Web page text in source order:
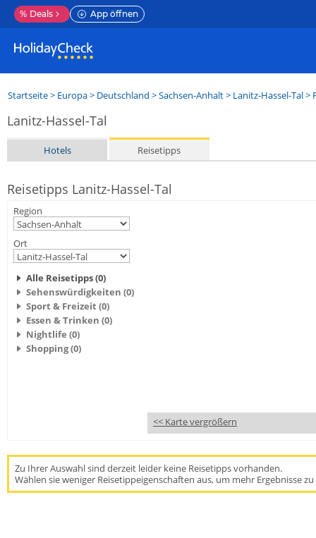
% Deals App öffnen
Startseite> Europa> Deutschland >Sachsen-Anhalt> Lanitz-Hassel-Tal>
Lanitz-Hassel-Tal
Hotels Reisetipps
Reisetipps Lanitz-Hassel-Tal
Region
Ort
Alle Reisetipps (0)
Sehenswürdigkeiten (0)
Sport & Freizeit (0)
Essen & Trinken (0)
Nightlife (0)
Shopping (0)
<< Karte vergrößern
Zu Ihrer Auswahl sind derzeit leider keine Reisetipps vorhanden.
Wählen sie weniger Reisetippeigenschaften aus, um mehr Ergebnisse